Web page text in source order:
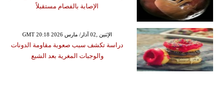
الإصابة بالفصام مستقبلاً
GMT 20:18 2026 الإثنين ,02 آذار/ مارس
دراسة تكشف سبب صعوبة مقاومة الدونات
والوجبات المغرية بعد الشبع